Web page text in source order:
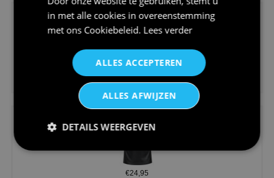
V-hals shirt rood wit blauw st...
€24,95
in met alle cookies in overeenstemming
met ons Cookiebeleid. Lees verder
ALLES ACCEPTEREN
ALLES AFWIJZEN
DETAILS WEERGEVEN